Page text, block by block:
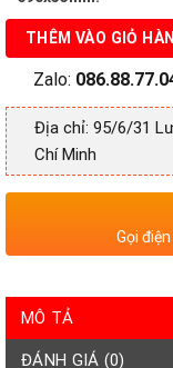
THÊM VÀO GIỎ
Zalo:
Địa chỉ: 95/6/31
Chí Minh
Gọi
MÔ TẢ
ĐÁNH GIÁ (0)